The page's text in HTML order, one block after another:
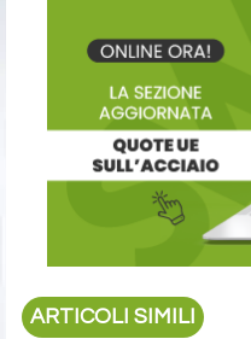
ARTICOLI SIMILI